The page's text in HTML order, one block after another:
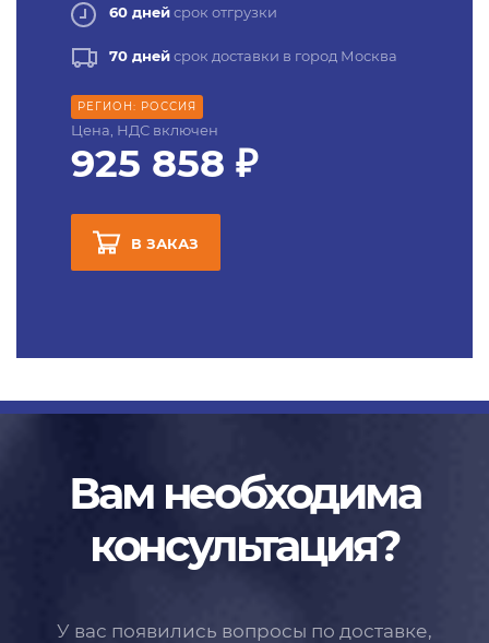
60 днейсрок отгрузки
70 днейсрок доставки в город Москва
РЕГИОН: РОССИЯ
Цена, НДС включен
925 858 ₽
В ЗАКАЗ
Вам необходима
консультация?
У вас появились вопросы по доставке,